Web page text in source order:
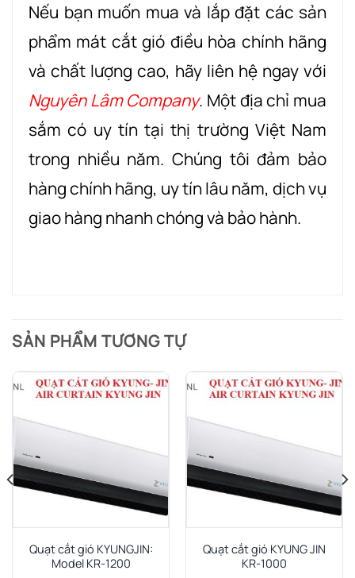
Nếu bạn muốn mua và lắp đặt các sản
phẩm mát cắt gió điều hòa chính hãng
và chất lượng cao, hãy liên hệ ngay với
Nguyên Lâm Company. Một địa chỉ mua
sắm có uy tín tại thị trường Việt Nam
trong nhiều năm. Chúng tôi đảm bảo
hàng chính hãng, uy tín lâu năm, dịch vụ
giao hàng nhanh chóng và bảo hành.
SẢN PHẨM TƯƠNG TỰ
Quạt cắt gió KYUNGJIN:
Model KR-1200
Quạt cắt gió KYUNG JIN
KR-1000